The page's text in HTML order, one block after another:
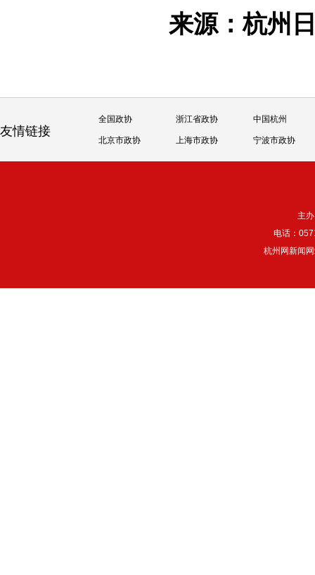
来源：杭
友情链接
全国政协 浙江省政协 中国杭州
北京市政协 上海市政协 宁波市政协
主
电话：
杭州网新闻